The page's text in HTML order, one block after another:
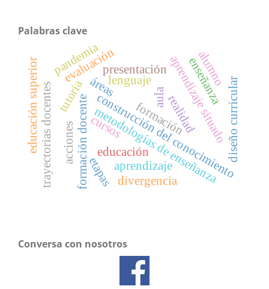
Palabras clave
construcción del conocimiento
lenguaje
aula
formación docente diseño curricular
metodologías de enseñanza
tutoría
trayectorias docentes aprendizaje situado
educación
realidad
presentación
evaluación enseñanza
aprendizaje
formación
áreas
etapas
educación superior pandemia alumno
divergencia
acciones cursos
Conversa con nosotros